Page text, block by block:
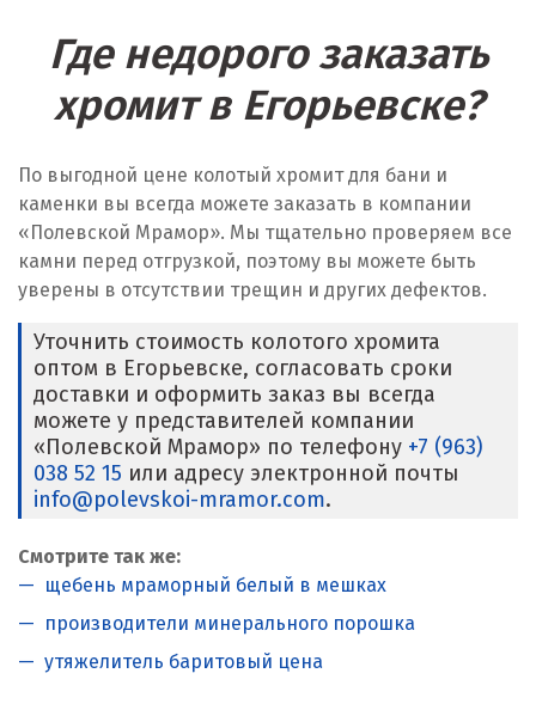
Где недорого заказать
хромит в Егорьевске?
По выгодной цене колотый хромит для бани и
каменки вы всегда можете заказать в компании
«Полевской Мрамор». Мы тщательно проверяем все
камни перед отгрузкой, поэтому вы можете быть
уверены в отсутствии трещин и других дефектов.
Уточнить стоимость колотого хромита
оптом в Егорьевске, согласовать сроки
доставки и оформить заказ вы всегда
можете у представителей компании
«Полевской Мрамор» по телефону +7 (963)
038 52 15 или адресу электронной почты
info@polevskoi-mramor.com.
Смотрите так же:
щебень мраморный белый в мешках
производители минерального порошка
утяжелитель баритовый цена